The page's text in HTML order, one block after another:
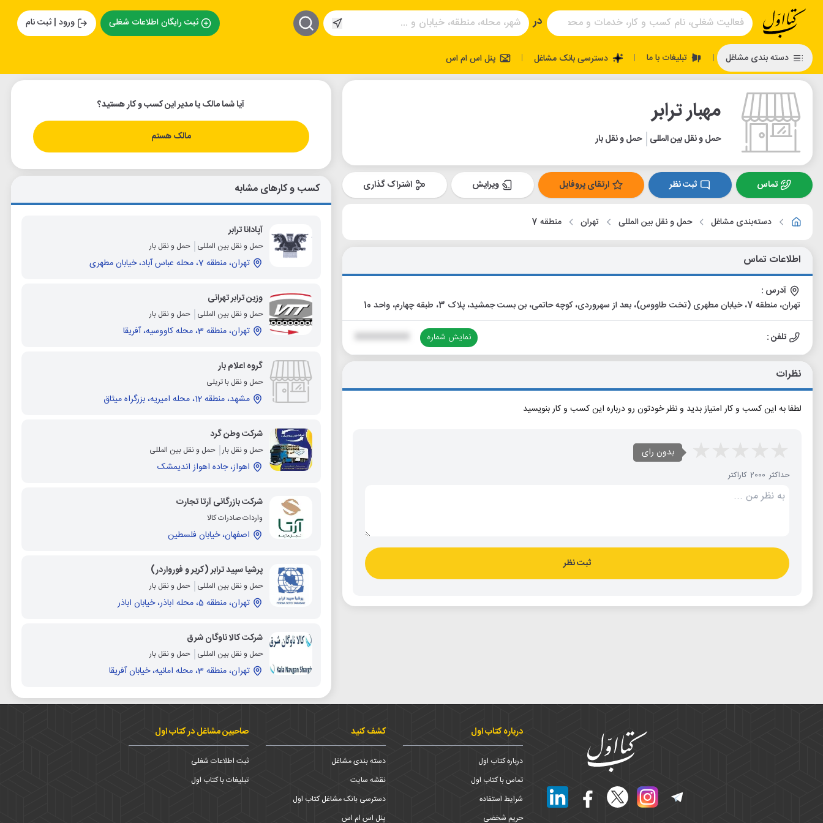
در ثبت رایگان اطلاعات شغلی ورود | ثبت نام
دسته بندی مشاغل | تبلیغات با ما | دسترسی بانک مشاغل | پنل اس ام اس
مهبار ترابر
حمل و نقل بین المللی حمل و نقل بار
تماس ثبت نظر ارتقای پروفایل ویرایش اشتراک گذاری
دسته‌بندی مشاغل حمل و نقل بین المللی تهران منطقه 7
اطلاعات تماس
آدرس :
تهران، منطقه 7، خیابان مطهری (تخت طاووس)، بعد از سهروردی، کوچه حاتمی، بن بست جمشید، پلاک 3، طبقه چهارم، واحد 10
تلفن : نمایش شماره XXXXXXXXXX
نظرات
لطفا به این کسب و کار امتیاز بدید و نظر خودتون رو درباره این کسب و کار بنویسید
بدون رای
حداکثر 2000 کاراکتر
ثبت نظر
آیا شما مالک یا مدیر این کسب و کار هستید؟
مالک هستم
کسب و کارهای مشابه
آپادانا ترابر
حمل و نقل بین المللی حمل و نقل بار
تهران، منطقه 7، محله عباس آباد، خیابان مطهری
وزین ترابر تهرانی
حمل و نقل بین المللی حمل و نقل بار
تهران، منطقه 3، محله کاووسیه، آفریقا
گروه اعلام بار
حمل و نقل با تریلی
مشهد، منطقه 12، محله امیریه، بزرگراه میثاق
شرکت وطن گرد
حمل و نقل بار حمل و نقل بین المللی
اهواز، جاده اهواز اندیمشک
شرکت بازرگانی آرتا تجارت
واردات صادرات کالا
اصفهان، خیابان فلسطین
پرشیا سپید ترابر (کریر و فورواردر)
حمل و نقل بین المللی حمل و نقل بار
تهران، منطقه 5، محله اباذر، خیابان اباذر
شرکت کالا ناوگان شرق
حمل و نقل بین المللی حمل و نقل بار
تهران، منطقه 3، محله امانیه، خیابان آفریقا
درباره کتاب اول
درباره کتاب اول
تماس با کتاب اول
شرایط استفاده
حریم شخضی
کشف کنید
دسته بندی مشاغل
نقشه سایت
دسترسی بانک مشاغل کتاب اول
پنل اس ام اس
صاحبین مشاغل در کتاب اول
ثبت اطلاعات شغلی
تبلیغات با کتاب اول